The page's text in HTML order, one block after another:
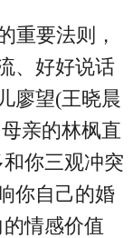
重要法则，
、好好说话
廖望(王晓晨
亲的林枫直
你三观冲突
你自己的婚
情感价值